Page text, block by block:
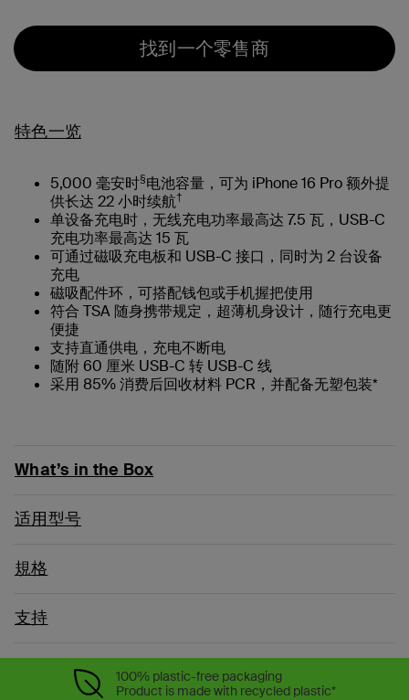
找到一个零售商
特色一览
5,000 毫安时§电池容量，可为 iPhone 16 Pro 额外提
供长达 22 小时续航†
单设备充电时，无线充电功率最高达 7.5 瓦，USB-C
充电功率最高达 15 瓦
可通过磁吸充电板和 USB-C 接口，同时为 2 台设备
充电
磁吸配件环，可搭配钱包或手机握把使用
符合 TSA 随身携带规定，超薄机身设计，随行充电更
便捷
支持直通供电，充电不断电
随附 60 厘米 USB-C 转 USB-C 线
采用 85% 消费后回收材料 PCR，并配备无塑包装*
What’s in the Box
适用型号
規格
支持
100% plastic-free packaging
Product is made with recycled plastic*